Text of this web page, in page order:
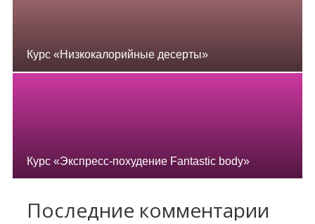
Курс «Низкокалорийные десерты»
Курс «Экспресс-похудение Fantastic body»
Последние комментарии